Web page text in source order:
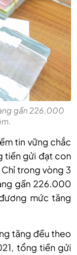
gần 226.000
tin vững chắc
tiền gửi đạt con
trong vòng 3
gần 226.000
mức tăng
tăng đều theo
tổng tiền gửi